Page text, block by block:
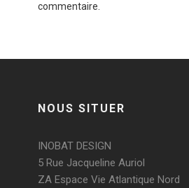
commentaire.
NOUS SITUER
INOBAT DESIGN
5 Rue Jacqueline Auriol
ZA Espace Vie Atlantique Nord